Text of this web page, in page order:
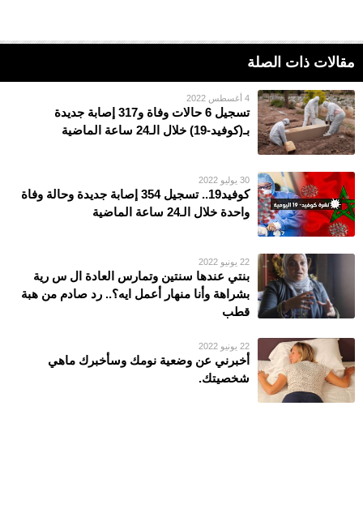
مقالات ذات الصلة
4 أغسطس 2022
تسجيل 6 حالات وفاة و317 إصابة جديدة
بـ(كوفيد-19) خلال الـ24 ساعة الماضية
30 يوليو 2022
كوفيد19.. تسجيل 354 إصابة جديدة وحالة وفاة
واحدة خلال الـ24 ساعة الماضية
22 يونيو 2022
بنتي عندها سنتين وتمارس العادة ال س رية
بشراهة وأنا منهار أعمل ايه؟.. رد صادم من هبة
قطب
22 يونيو 2022
أخبرني عن وضعية نومك وسأخبرك ماهي
شخصيتك.